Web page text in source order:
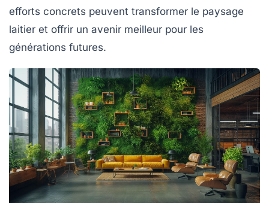
efforts concrets peuvent transformer le paysage
laitier et offrir un avenir meilleur pour les
générations futures.